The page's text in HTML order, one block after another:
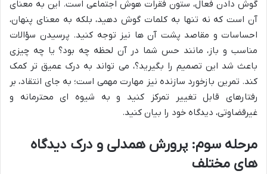
گوش دادن فعال، ستون فقرات هوش اجتماعی است. این به معنای
آن است که نه تنها به کلمات گوش دهید، بلکه به معنای پنهان،
احساسات و مقاصد پشت آن ها نیز توجه کنید. پرسیدن سؤالات
مناسب و باز، مانند حس شما در آن لحظه چه بود؟ یا چه چیزی
باعث شد این تصمیم را بگیرید؟، می تواند به درک عمیق تر کمک
کند. تمرین بازخورد سازنده نیز مهارت مهمی است؛ به جای انتقاد، بر
رفتارهای قابل تغییر تمرکز کنید و به شیوه ای محترمانه و
غیرقضاوتی، دیدگاه خود را بیان کنید.
مرحله سوم: پرورش همدلی و درک دیدگاه
های مختلف